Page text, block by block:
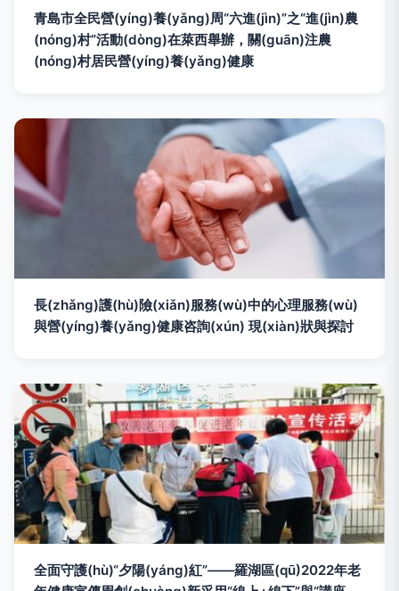
青島市全民營(yíng)養(yǎng)周“六進(jìn)”之“進(jìn)農
(nóng)村”活動(dòng)在萊西舉辦，關(guān)注農
(nóng)村居民營(yíng)養(yǎng)健康
長(zhǎng)護(hù)險(xiǎn)服務(wù)中的心理服務(wù)
與營(yíng)養(yǎng)健康咨詢(xún) 現(xiàn)狀與探討
全面守護(hù)“夕陽(yáng)紅”——羅湖區(qū)2022年老